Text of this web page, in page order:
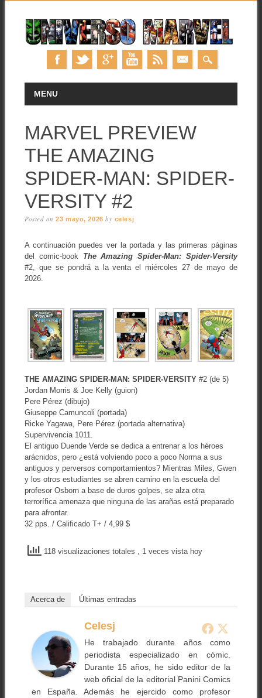
MAIN MENU
MENU
MARVEL PREVIEW
THE AMAZING
SPIDER-MAN: SPIDER-
VERSITY #2
Posted on23 mayo, 2026 by celesj
A continuación puedes ver la portada y las primeras páginas
del comic-book The Amazing Spider-Man: Spider-Versity
#2, que se pondrá a la venta el miércoles 27 de mayo de
2026.
THE AMAZING SPIDER-MAN: SPIDER-VERSITY#2 (de 5)
Jordan Morris & Joe Kelly (guion)
Pere Pérez (dibujo)
Giuseppe Camuncoli (portada)
Ricke Yagawa, Pere Pérez (portada alternativa)
Supervivencia 1011.
El antiguo Duende Verde se dedica a entrenar a los héroes
arácnidos, pero ¿está volviendo poco a poco Norma a sus
antiguos y perversos comportamientos? Mientras Miles, Gwen
y los otros estudiantes se abren camino en la escuela del
profesor Osborn a base de duros golpes, se alza otra
terrorífica amenaza que ninguna de las arañas está preparado
para afrontar.
32 pps. / Calificado T+ / 4,99 $
118 visualizaciones totales , 1 veces vista hoy
Acerca de Últimas entradas
Celesj
He trabajado durante años como
periodista especializado en cómic.
Durante 15 años, he sido editor de la
web oficial de la editorial Panini Comics
en España. Además he ejercido como profesor